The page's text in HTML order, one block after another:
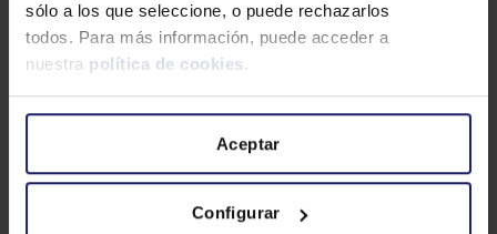
sólo a los que seleccione, o puede rechazarlos
todos. Para más información, puede acceder a
nuestra política de cookies .
Aceptar
Configurar
Personas deben conocer en profundidad.
Todos estos contratos se pueden firmar
con soluciones inteligentes de firma
electrónica para mejorar la productividad
Leer más »